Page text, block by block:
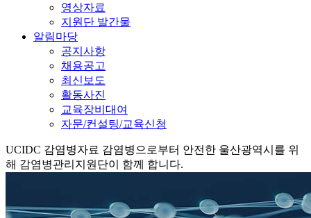
영상자료
지원단 발간물
알림마당
공지사항
채용공고
최신보도
활동사진
교육장비대여
자문/컨설팅/교육신청
UCIDC 감염병자료 감염병으로부터 안전한 울산광역시를 위
해 감염병관리지원단이 함께 합니다.